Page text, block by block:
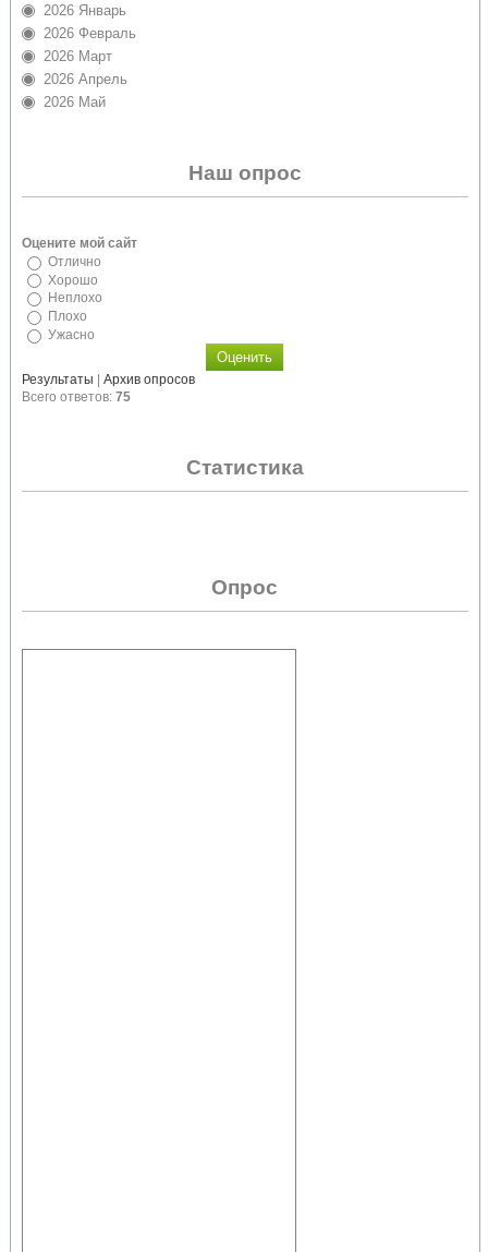
2026 Январь
2026 Февраль
2026 Март
2026 Апрель
2026 Май
Наш опрос
Оцените мой сайт
Отлично
Хорошо
Неплохо
Плохо
Ужасно
Результаты | Архив опросов
Всего ответов: 75
Статистика
Опрос